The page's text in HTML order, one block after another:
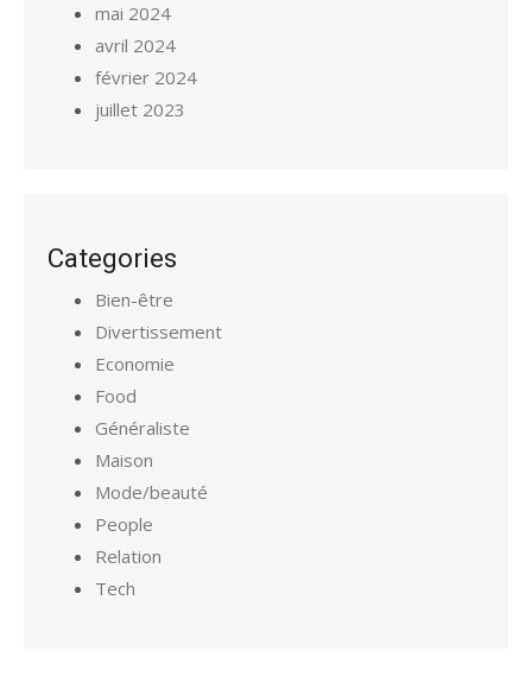
mai 2024
avril 2024
février 2024
juillet 2023
Categories
Bien-être
Divertissement
Economie
Food
Généraliste
Maison
Mode/beauté
People
Relation
Tech